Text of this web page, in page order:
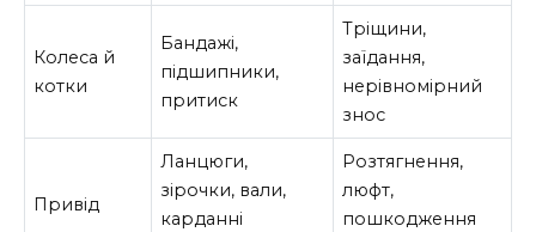
Колеса й
котки
Бандажі,
підшипники,
притиск
Тріщини,
заїдання,
нерівномірний
знос
Привід
Ланцюги,
зірочки, вали,
карданні
Розтягнення,
люфт,
пошкодження